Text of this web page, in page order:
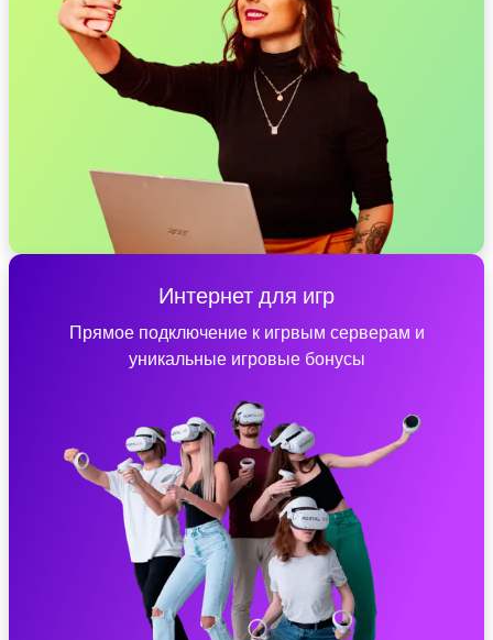
Интернет для игр
Прямое подключение к игрвым серверам и
уникальные игровые бонусы